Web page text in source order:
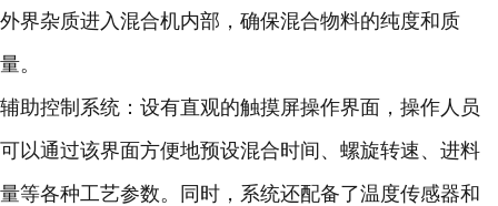
外界杂质进入混合机内部，确保混合物料的纯度和质
量。
辅助控制系统：设有直观的触摸屏操作界面，操作人员
可以通过该界面方便地预设混合时间、螺旋转速、进料
量等各种工艺参数。同时，系统还配备了温度传感器和